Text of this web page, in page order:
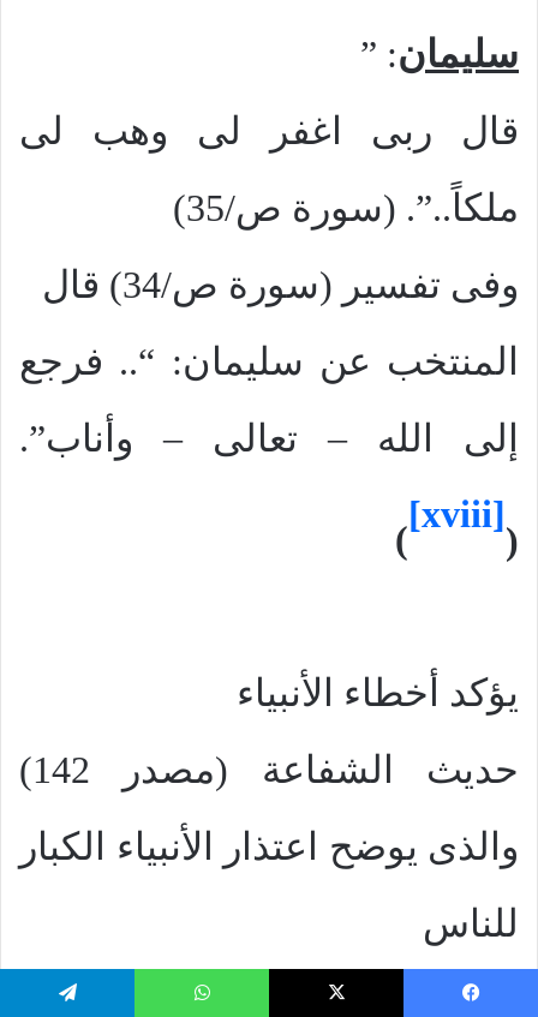
سليمان: ”
قال ربى اغفر لى وهب لى
ملكاً..”. (سورة ص/35)
وفى تفسير (سورة ص/34) قال
المنتخب عن سليمان: “.. فرجع
إلى الله – تعالى – وأناب”.
(
[xviii]
)
يؤكد أخطاء الأنبياء
حديث الشفاعة (مصدر
)
والذى يوضح اعتذار الأنبياء الكبار
للناس
الذين يطلبون الشفاعة، وذلك